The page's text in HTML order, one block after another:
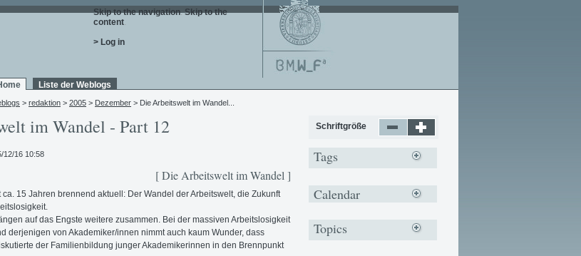
Skip to the navigation. Skip to the
content.
> Log in
Liste der Weblogs
> redaktion > 2005 > Dezember > Die Arbeitswelt im Wandel...
im Wandel - Part 12
12/16 10:58
[ Die Arbeitswelt im Wandel ]
ca. 15 Jahren brennend aktuell: Der Wandel der Arbeitswelt, die Zukunft
auf das Engste weitere zusammen. Bei der massiven Arbeitslosigkeit
derjenigen von Akademiker/innen nimmt auch kaum Wunder, dass
der Familienbildung junger Akademikerinnen in den Brennpunkt
Schriftgröße
Tags
Calendar
Topics